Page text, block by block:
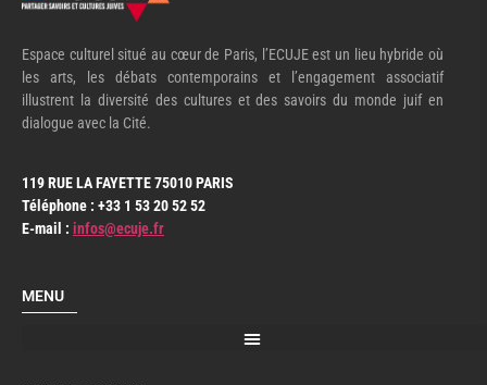
Espace culturel situé au cœur de Paris, l’ECUJE est un lieu hybride où
les arts, les débats contemporains et l’engagement associatif
illustrent la diversité des cultures et des savoirs du monde juif en
dialogue avec la Cité.
119 RUE LA FAYETTE 75010 PARIS
Téléphone : +33 1 53 20 52 52
E-mail : infos@ecuje.fr
MENU